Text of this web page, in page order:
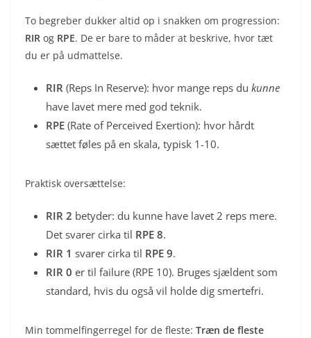
To begreber dukker altid op i snakken om progression:
RIR og RPE. De er bare to måder at beskrive, hvor tæt
du er på udmattelse.
RIR (Reps In Reserve): hvor mange reps du kunne
have lavet mere med god teknik.
RPE (Rate of Perceived Exertion): hvor hårdt
sættet føles på en skala, typisk 1-10.
Praktisk oversættelse:
RIR 2 betyder: du kunne have lavet 2 reps mere.
Det svarer cirka til RPE 8.
RIR 1 svarer cirka til RPE 9.
RIR 0 er til failure (RPE 10). Bruges sjældent som
standard, hvis du også vil holde dig smertefri.
Min tommelfingerregel for de fleste: Træn de fleste